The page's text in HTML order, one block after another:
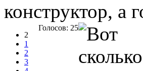
конструктор, а
2
1
2
3
Голосов: 25